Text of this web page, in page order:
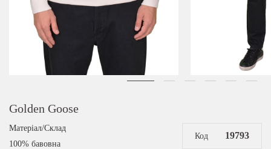
Golden Goose
Матеріал/Склад
100% бавовна
Код 19793